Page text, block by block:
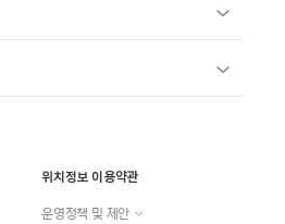
위치정보 이용약관
운영정책 및 제안